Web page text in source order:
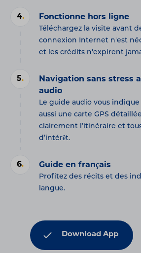
4. Fonctionne hors ligne
Téléchargez la visite avant
connexion Internet n'est
et les crédits n'expirent
5.
Navigation sans stress
audio
Le guide audio vous
aussi une carte GPS
clairement l’itinéraire et
d’intérêt.
6. Guide en français
Profitez des récits et des
langue.
Download App